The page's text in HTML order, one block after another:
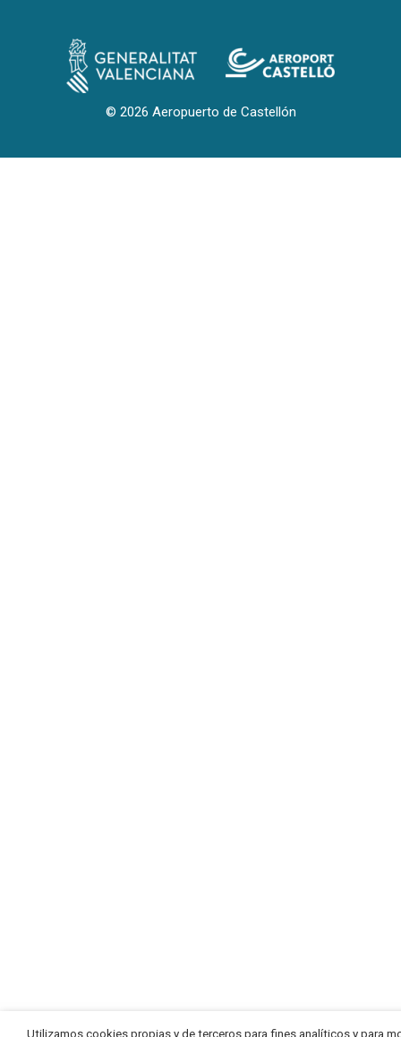
© 2026 Aeropuerto de Castellón
Utilizamos cookies propias y de terceros para fines analíticos y para